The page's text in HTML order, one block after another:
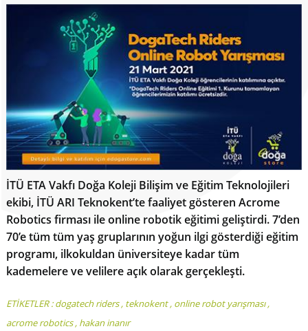
İTÜ ETA Vakfı Doğa Koleji Bilişim ve Eğitim Teknolojileri
ekibi, İTÜ ARI Teknokent’te faaliyet gösteren Acrome
Robotics firması ile online robotik eğitimi geliştirdi. 7’den
70’e tüm tüm yaş gruplarının yoğun ilgi gösterdiği eğitim
programı, ilkokuldan üniversiteye kadar tüm
kademelere ve velilere açık olarak gerçekleşti.
ETİKETLER :dogatech riders, teknokent, online robot yarışması,
acrome robotics, hakan inanır